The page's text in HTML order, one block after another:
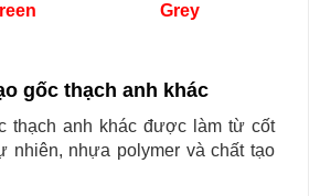
Grey
gốc thạch anh khác
thạch anh khác được làm từ cốt
nhiên, nhựa polymer và chất tạo